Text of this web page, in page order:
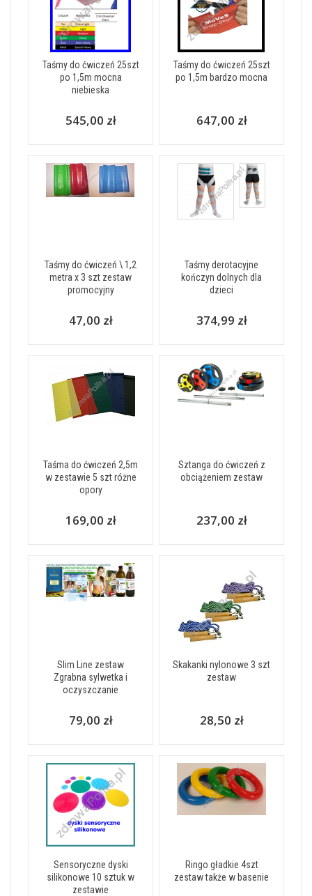
Taśmy do ćwiczeń 25szt
po 1,5m mocna
niebieska
545,00 zł
Taśmy do ćwiczeń 25szt
po 1,5m bardzo mocna
647,00 zł
Taśmy do ćwiczeń \ 1,2
metra x 3 szt zestaw
promocyjny
47,00 zł
Taśmy derotacyjne
kończyn dolnych dla
dzieci
374,99 zł
Taśma do ćwiczeń 2,5m
w zestawie 5 szt różne
opory
169,00 zł
Sztanga do ćwiczeń z
obciążeniem zestaw
237,00 zł
Slim Line zestaw
Zgrabna sylwetka i
oczyszczanie
79,00 zł
Skakanki nylonowe 3 szt
zestaw
28,50 zł
Sensoryczne dyski
silikonowe 10 sztuk w
zestawie
Ringo gładkie 4szt
zestaw także w basenie